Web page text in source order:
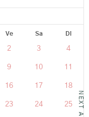
Ve Sa Di
2 3 4
9 10 11
16 17 18
23 24 25